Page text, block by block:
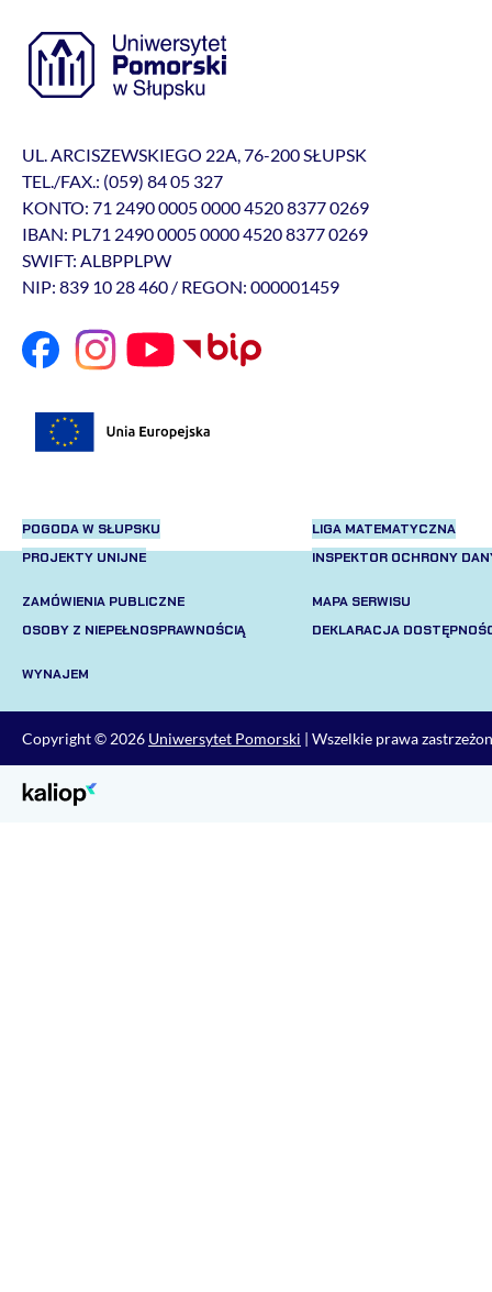
UL. ARCISZEWSKIEGO 22A, 76-200 SŁUPSK
TEL./FAX.: (059) 84 05 327
KONTO: 71 2490 0005 0000 4520 8377 0269
IBAN: PL71 2490 0005 0000 4520 8377 0269
SWIFT: ALBPPLPW
NIP: 839 10 28 460 / REGON: 000001459
POGODA W SŁUPSKU
PROJEKTY UNIJNE
LIGA MATEMATYCZNA
INSPEKTOR OCHRONY
ZAMÓWIENIA PUBLICZNE
OSOBY Z NIEPEŁNOSPRAWNOŚCIĄ
MAPA SERWISU
DEKLARACJA
WYNAJEM
Copyright © 2026 Uniwersytet Pomorski | Wszelkie prawa